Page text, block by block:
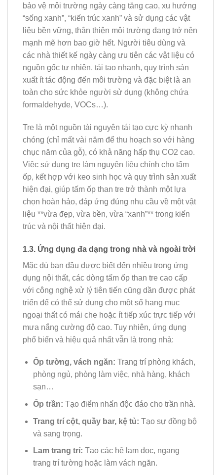
bảo vệ môi trường ngày càng tăng cao, xu hướng
“sống xanh”, “kiến trúc xanh” và sử dụng các vật
liệu bền vững, thân thiện môi trường đang trở nên
mạnh mẽ hơn bao giờ hết. Người tiêu dùng và
các nhà thiết kế ngày càng ưu tiên các vật liệu có
nguồn gốc tự nhiên, tái tạo nhanh, quy trình sản
xuất ít tác động đến môi trường và đặc biệt là an
toàn cho sức khỏe người sử dụng (không chứa
formaldehyde, VOCs…).
Tre là một nguồn tài nguyên tái tạo cực kỳ nhanh
chóng (chỉ mất vài năm để thu hoạch so với hàng
chục năm của gỗ), có khả năng hấp thụ CO2 cao.
Việc sử dụng tre làm nguyên liệu chính cho tấm
ốp, kết hợp với keo sinh học và quy trình sản xuất
hiện đại, giúp tấm ốp than tre trở thành một lựa
chọn hoàn hảo, đáp ứng đúng nhu cầu về một vật
liệu **vừa đẹp, vừa bền, vừa “xanh”** trong kiến
trúc và nội thất hiện đại.
1.3. Ứng dụng đa dạng trong nhà và ngoài trời
Mặc dù ban đầu được biết đến nhiều trong ứng
dụng nội thất, các dòng tấm ốp than tre cao cấp
với công nghệ xử lý tiên tiến cũng dần được phát
triển để có thể sử dụng cho một số hạng mục
ngoại thất có mái che hoặc ít tiếp xúc trực tiếp với
mưa nắng cường độ cao. Tuy nhiên, ứng dụng
phổ biến và hiệu quả nhất vẫn là trong nhà:
Ốp tường, vách ngăn: Trang trí phòng khách,
phòng ngủ, phòng làm việc, nhà hàng, khách
sạn…
Ốp trần: Tạo điểm nhấn độc đáo cho trần nhà.
Trang trí cột, quầy bar, kệ tủ: Tạo sự đồng bộ
và sang trọng.
Lam trang trí: Tạo các hệ lam dọc, ngang
trang trí tường hoặc làm vách ngăn.